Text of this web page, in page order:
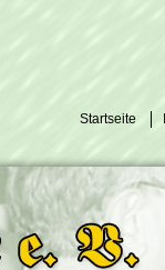
Startseite